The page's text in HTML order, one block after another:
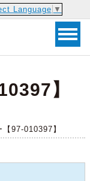
Language ▼
】
97-010397】